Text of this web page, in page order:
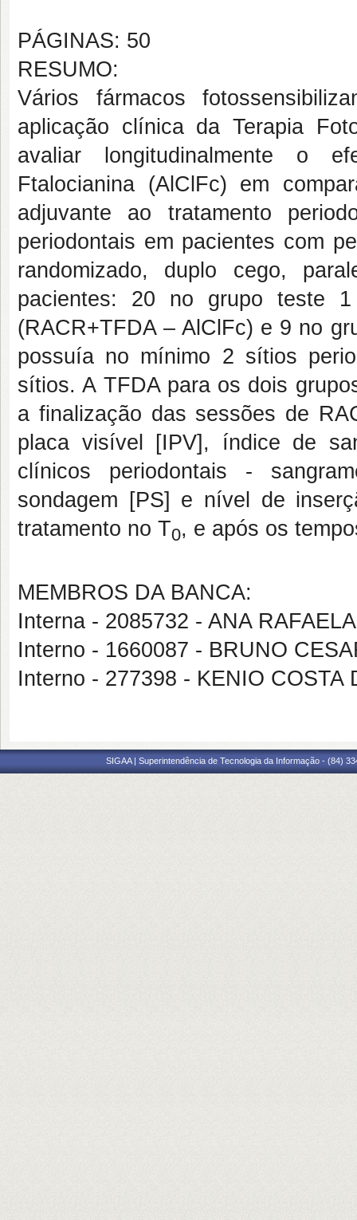
PÁGINAS: 50
RESUMO:
Vários fármacos
aplicação clínica da Terapia
avaliar longitudinalmente o
Ftalocianina (AlClFc) em
adjuvante ao tratamento
periodontais em pacientes com
randomizado, duplo cego,
pacientes: 20 no grupo teste
(RACR+TFDA – AlClFc) e 9 no
possuía no mínimo 2 sítios
sítios. A TFDA para os dois
a finalização das sessões de
placa visível [IPV], índice de
clínicos periodontais -
sondagem [PS] e nível de
tratamento no T0, e após os
MEMBROS DA BANCA:
Interna - 2085732 - ANA
Interno - 1660087 - BRUNO
Interno - 277398 - KENIO COSTA
SIGAA | Superintendência de Tecnologia da Informação - (84)